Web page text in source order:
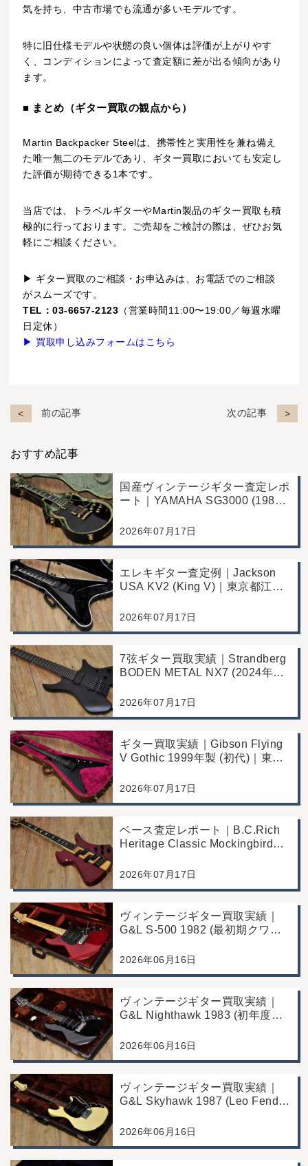
気を持ち、中古市場でも流通が多いモデルです。
特に旧仕様モデルや状態の良い個体は評価が上がりやす
く、コンディションによって査定額に差が出る傾向があり
ます。
■ まとめ（ギター買取の観点から）
Martin Backpacker Steelは、携帯性と実用性を兼ね備え
た唯一無二のモデルであり、ギター買取においても安定し
た評価が期待できる1本です。
当店では、トラベルギターやMartin製品のギター買取も積
極的に行っております。ご売却をご検討の際は、ぜひお気
軽にご相談ください。
▶ ギター買取のご相談・お申込みは、お電話でのご相談
がスムーズです。
TEL：03-6657-2123 （営業時間11:00〜19:00／毎週水曜
日定休）
▶ 買取申し込みフォームはこちら
前の記事 次の記事
おすすめ記事
国産ヴィンテージギター査定レポ
ート｜YAMAHA SG3000 (1988
り店舗にて買取
2026年07月17日
エレキギター査定例｜Jackson
USA KV2 (King V)｜東京都江戸
2026年07月17日
7弦ギター買取実績｜Strandberg
BODEN METAL NX7 (2024年製)
店
2026年07月17日
ギター買取実績｜Gibson Flying
V Gothic 1999年製 (初代)｜東京
2026年07月17日
ベース査定レポート｜B.C.Rich
Heritage Classic Mockingbird
にて買取
2026年07月17日
ヴィンテージギター買取実績｜
G&L S-500 1982 (最初期クワガ
買取/コンディション良好の査定
2026年06月16日
ヴィンテージギター買取実績｜
G&L Nighthawk 1983 (初年度マ
区/店頭買取/コンディション良好
2026年06月16日
ヴィンテージギター買取実績｜
G&L Skyhawk 1987 (Leo Fender
川区/店頭買取/コンディション良
2026年06月16日